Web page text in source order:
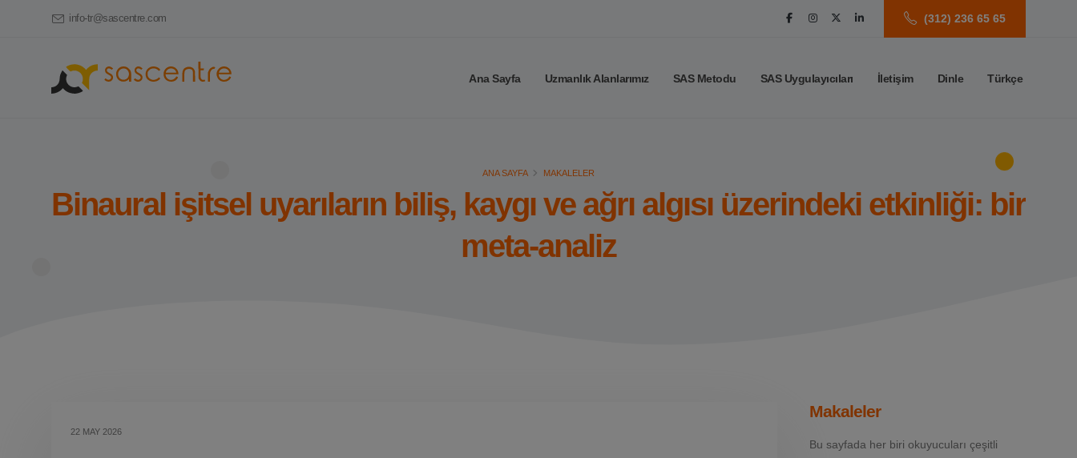
info-tr@sascentre.com (312) 236 65 65
Ana Sayfa Uzmanlık Alanlarımız SAS Metodu SAS Uygulayıcıları İletişim Dinle Türkçe
ANA SAYFA MAKALELER
Binaural işitsel uyarıların biliş, kaygı ve ağrı algısı üzerindeki etkinliği: bir
meta-analiz
22 MAY 2026
Makaleler
Bu sayfada her biri okuyucuları çeşitli